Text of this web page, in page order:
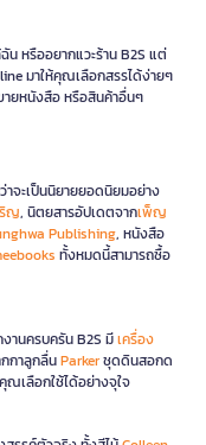
น หรืออยากแวะร้าน B2S แต่
มาให้คุณเลือกสรรได้ง่ายๆ
ยหนังสือ หรือสินค้าอื่นๆ
จะเป็นนิยายยอดนิยมอย่าง
ญ, นิตยสารอัปเดตจากเพ็ญ
Publishing, หนังสือ
ทั้งหมดนี้สามารถซื้อ
านครบครัน B2S มีเครื่อง
กาลูกลื่นParkerชุดดินสอกด
ณเลือกใช้ได้อย่างจุใจ